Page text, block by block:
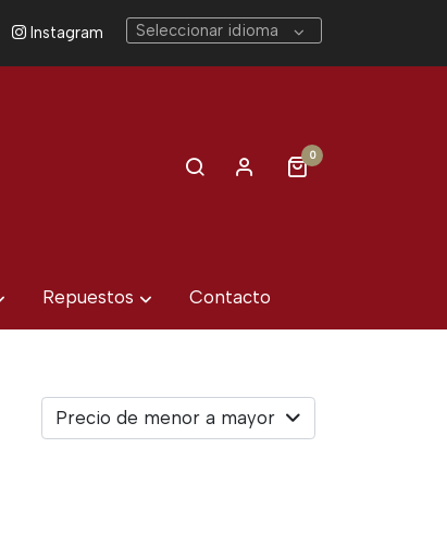
Instagram Seleccionar idioma
0
Repuestos Contacto
Precio de menor a mayor